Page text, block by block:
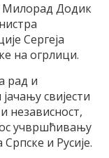
Милорад Додик
Сергеја
на огрлици.
рад и
свијести
независност,
учвршћивању
и Русије.